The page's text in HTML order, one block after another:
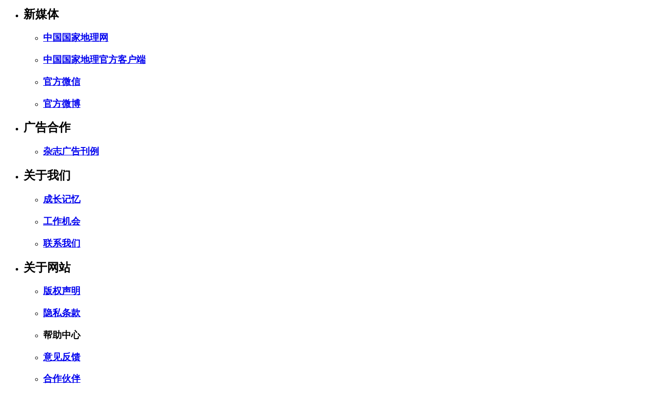
新媒体
中国国家地理网
中国国家地理官方客户端
官方微信
官方微博
广告合作
杂志广告刊例
关于我们
成长记忆
工作机会
联系我们
关于网站
版权声明
隐私条款
帮助中心
意见反馈
合作伙伴